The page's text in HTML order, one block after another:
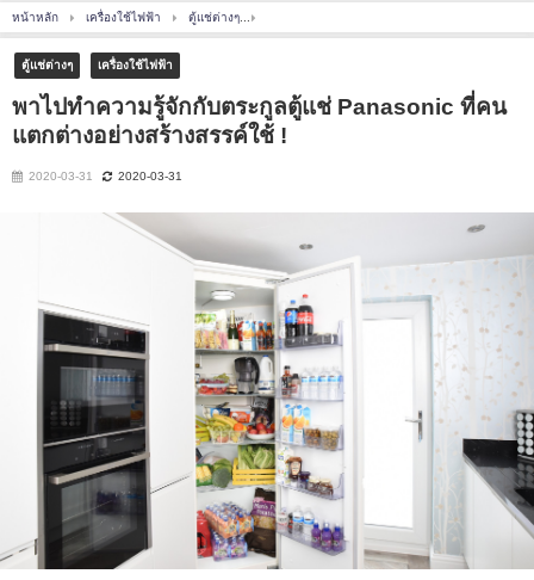
หน้าหลัก เครื่องใช้ไฟฟ้า ตู้แช่ต่างๆ
ตู้แช่ต่างๆ เครื่องใช้ไฟฟ้า
พาไปทำความรู้จักกับตระกูลตู้แช่ Panasonic ที่คน
แตกต่างอย่างสร้างสรรค์ใช้ !
2020-03-31 2020-03-31